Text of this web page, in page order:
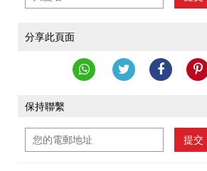
分享此頁面
保持聯繫
提交